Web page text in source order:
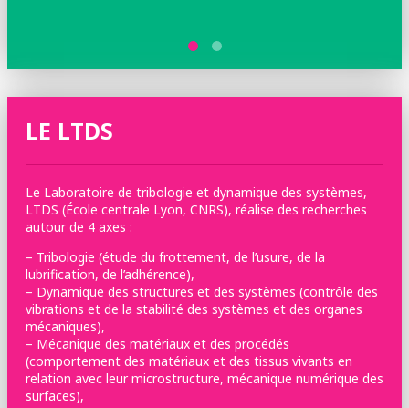
LE LTDS
Le Laboratoire de tribologie et dynamique des systèmes,
LTDS (École centrale Lyon, CNRS), réalise des recherches
autour de 4 axes :
– Tribologie (étude du frottement, de l’usure, de la
lubrification, de l’adhérence),
– Dynamique des structures et des systèmes (contrôle des
vibrations et de la stabilité des systèmes et des organes
mécaniques),
– Mécanique des matériaux et des procédés
(comportement des matériaux et des tissus vivants en
relation avec leur microstructure, mécanique numérique des
surfaces),